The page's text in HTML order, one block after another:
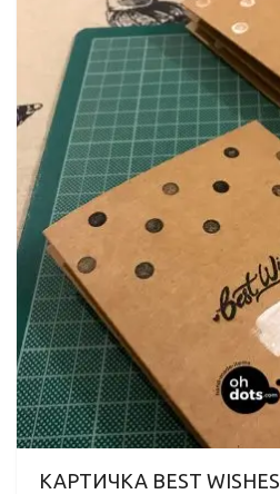
КАРТИЧКА BEST WISHES